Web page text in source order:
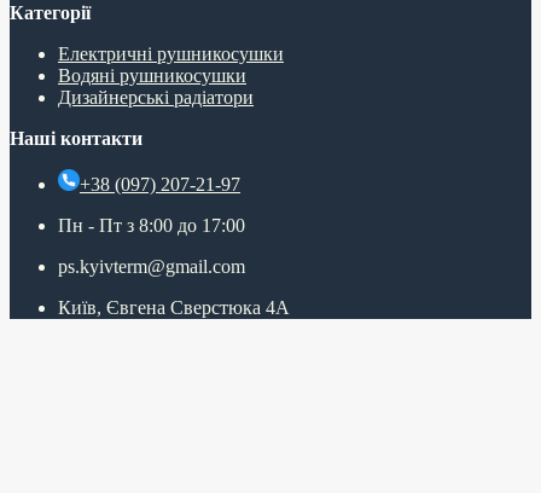
Категорії
Електричні рушникосушки
Водяні рушникосушки
Дизайнерські радіатори
Наші контакти
+38 (097) 207-21-97
Пн - Пт з 8:00 до 17:00
ps.kyivterm@gmail.com
Київ, Євгена Сверстюка 4А